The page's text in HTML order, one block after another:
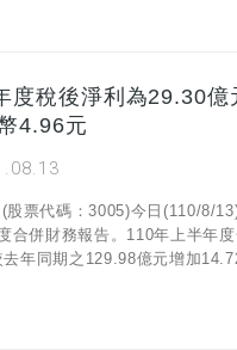
度稅後淨利為29.30億
4.96元
股票代碼：3005)今日(110/8/
合併財務報告。110年上半年
年同期之129.98億元增加